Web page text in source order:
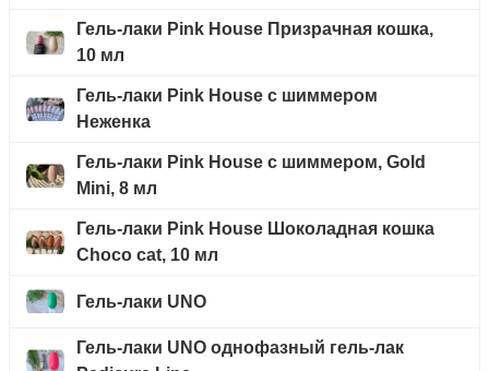
Гель-лаки Pink House Призрачная кошка,
10 мл
Гель-лаки Pink House с шиммером
Неженка
Гель-лаки Pink House с шиммером, Gold
Mini, 8 мл
Гель-лаки Pink House Шоколадная кошка
Choco cat, 10 мл
Гель-лаки UNO
Гель-лаки UNO однофазный гель-лак